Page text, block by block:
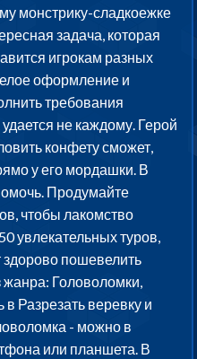
монстрику-сладкоежке
задача, которая
игрокам разных
оформление и
требования
не каждому. Герой
конфету сможет,
у его мордашки. В
Продумайте
чтобы лакомство
увлекательных туров,
здорово пошевелить
жанра: Головоломки,
Разрезать веревку и
- можно в
или планшета. В